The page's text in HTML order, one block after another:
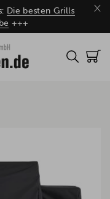
×
Die besten Grills
+++